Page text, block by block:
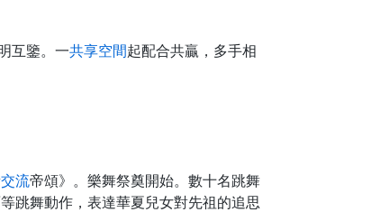
互鑒。一共享空間起配合共贏，多手相
交流帝頌》。樂舞祭奠開始。數十名跳舞
跳舞動作，表達華夏兒女對先祖的追思